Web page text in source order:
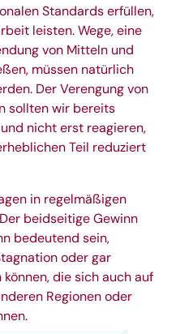
Standards erfüllen,
leisten. Wege, eine
von Mitteln und
müssen natürlich
Der Verengung von
sollten wir bereits
nicht erst reagieren,
Teil reduziert
in regelmäßigen
beidseitige Gewinn
bedeutend sein,
oder gar
die sich auch auf
Regionen oder